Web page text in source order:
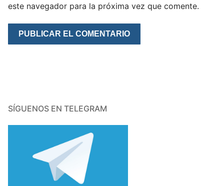
este navegador para la próxima vez que comente.
SÍGUENOS EN TELEGRAM